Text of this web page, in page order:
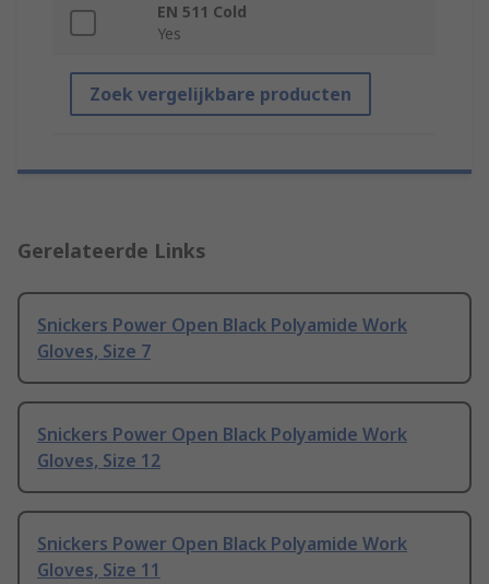
EN 511 Cold
Yes
Zoek vergelijkbare producten
Gerelateerde Links
Snickers Power Open Black Polyamide Work
Gloves, Size 7
Snickers Power Open Black Polyamide Work
Gloves, Size 12
Snickers Power Open Black Polyamide Work
Gloves, Size 11